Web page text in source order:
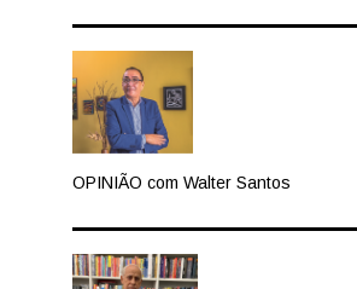
OPINIÃO com Walter Santos